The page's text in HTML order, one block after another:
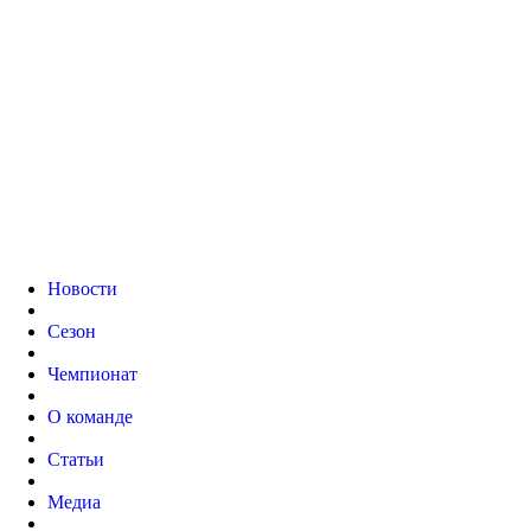
Новости
Сезон
Чемпионат
О команде
Статьи
Медиа